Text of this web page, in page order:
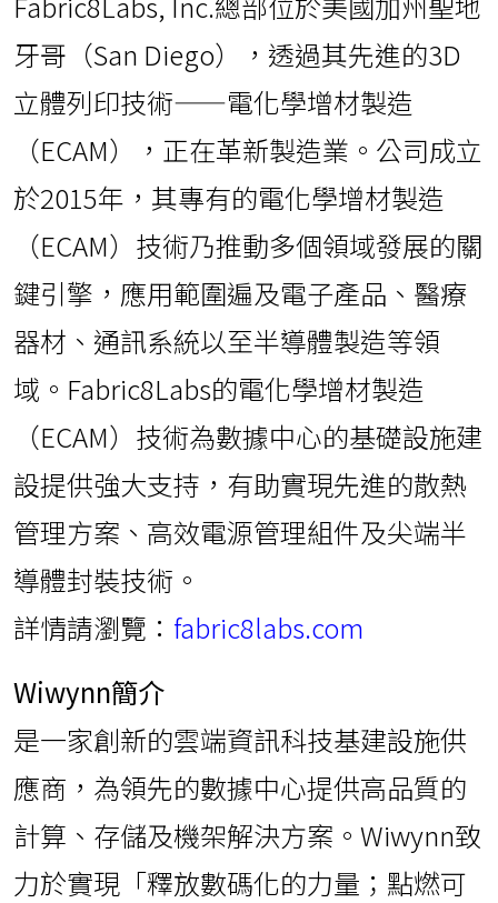
牙哥（San Diego），透過其先進的3D
立體列印技術——電化學增材製造
（ECAM），正在革新製造業。公司成立
於2015年，其專有的電化學增材製造
（ECAM）技術乃推動多個領域發展的關
鍵引擎，應用範圍遍及電子產品、醫療
器材、通訊系統以至半導體製造等領
域。Fabric8Labs的電化學增材製造
（ECAM）技術為數據中心的基礎設施建
設提供強大支持，有助實現先進的散熱
管理方案、高效電源管理組件及尖端半
導體封裝技術。
詳情請瀏覽： fabric8labs.com
Wiwynn簡介
是一家創新的雲端資訊科技基建設施供
應商，為領先的數據中心提供高品質的
計算、存儲及機架解決方案。Wiwynn致
力於實現「釋放數碼化的力量；點燃可